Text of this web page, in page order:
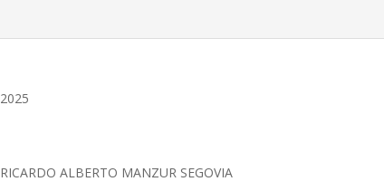
2025
RICARDO ALBERTO MANZUR SEGOVIA